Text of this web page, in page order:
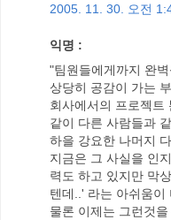
2005. 11. 30. 오전
익명 :
"팀원들에게까지 완
상당히 공감이 가는
회사에서의 프로젝트
같이 다른 사람들과
하을 강요한 나머지
지금은 그 사실을 인
력도 하고 있지만 막
텐데..' 라는 아쉬움이
물론 이제는 그런것